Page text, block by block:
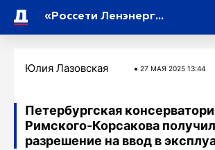
«Россети Ленэнерго» обеспечили электроэнергией более тысячи объектов малого и среднего бизнеса
Юлия Лазовская 27 МАЯ 2025 13:44
Петербургская
Римского-Корсакова
разрешение на ввод в